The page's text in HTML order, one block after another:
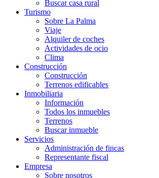
Buscar casa rural
Turismo
Sobre La Palma
Viaje
Alquiler de coches
Actividades de ocio
Clima
Construcción
Construcción
Terrenos edificables
Inmobiliaria
Información
Todos los inmuebles
Terrenos
Buscar inmueble
Servicios
Administración de fincas
Representante fiscal
Empresa
Sobre nosotros